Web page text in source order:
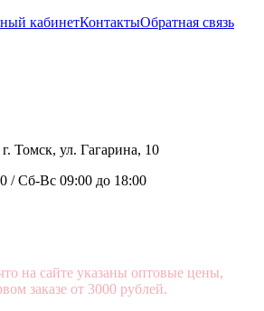
кабинетКонтактыОбратная связь
г. Томск, ул. Гагарина, 10
/Сб-Вс 09:00 до 18:00
на сайте указаны оптовые цены,
заказе от 3000 рублей.